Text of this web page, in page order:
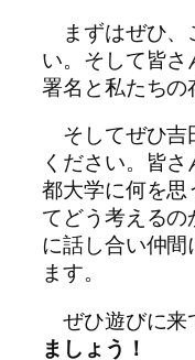
まずはぜひ、
い。そして皆
署名と私たちの
そしてぜひ吉
ください。皆
都大学に何を
てどう考える
に話し合い仲
ます。
ぜひ遊びに来
ましょう！